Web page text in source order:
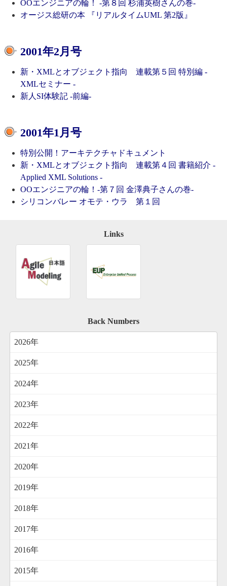
OOエンジニアの輪！ -第８回 杉浦英樹さんの巻-
オージス総研の本 『リアルタイムUML 第2版』
2001年2月号
新・XMLとオブジェクト指向 連載第５回 特別編 -
XMLセミナー -
新人SI体験記 -前編-
2001年1月号
特別公開！アーキテクチャドキュメント
新・XMLとオブジェクト指向 連載第４回 書籍紹介 -
Applied XML Solutions -
OOエンジニアの輪！-第７回 金澤典子さんの巻-
シリコンバレー オモテ・ウラ 第１回
Links
Back Numbers
2026年
2025年
2024年
2023年
2022年
2021年
2020年
2019年
2018年
2017年
2016年
2015年